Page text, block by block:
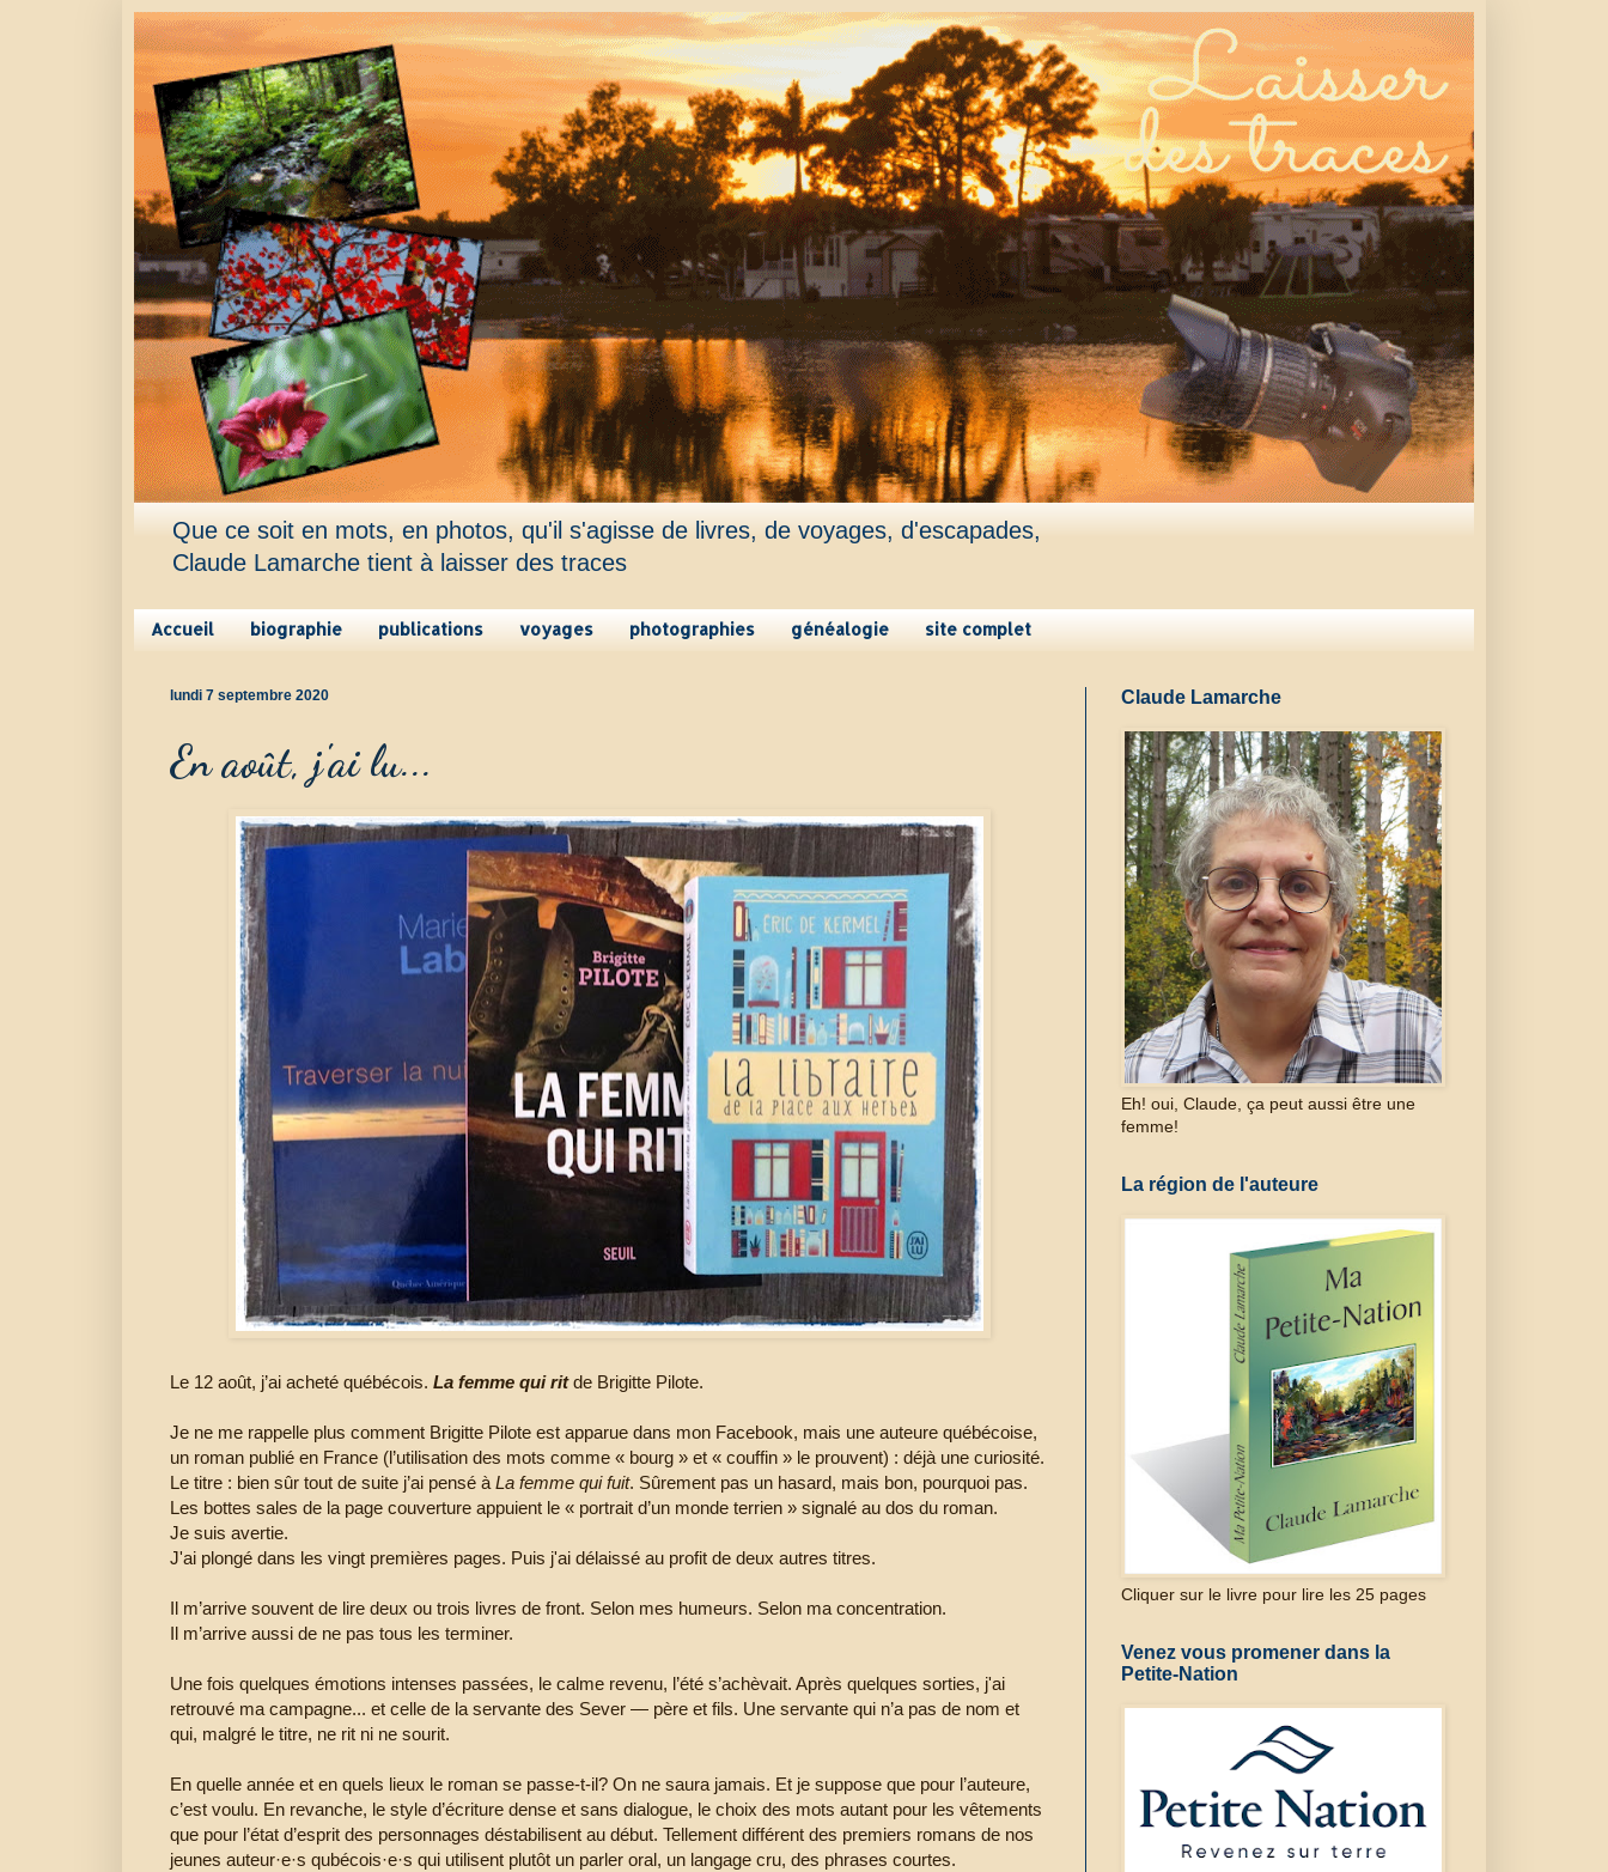
Que ce soit en mots, en photos, qu'il s'agisse de livres, de voyages, d'escapades,
Claude Lamarche tient à laisser des traces
Accueil biographie publications voyages photographies généalogie site complet
lundi 7 septembre 2020
En août, j'ai lu...
Le 12 août, j’ai acheté québécois. La femme qui ritde Brigitte Pilote.
Je ne me rappelle plus comment Brigitte Pilote est apparue dans mon Facebook, mais une auteure québécoise,
un roman publié en France (l’utilisation des mots comme « bourg » et « couffin » le prouvent) : déjà une curiosité.
Le titre : bien sûr tout de suite j’ai pensé àLa femme qui fuit. Sûrement pas un hasard, mais bon, pourquoi pas.
Les bottes sales de la page couverture appuient le « portrait d’un monde terrien » signalé au dos du roman.
Je suis avertie.
J'ai plongé dans les vingt premières pages. Puis j'ai délaissé au profit de deux autres titres.
Il m’arrive souvent de lire deux ou trois livres de front. Selon mes humeurs. Selon ma concentration.
Il m’arrive aussi de ne pas tous les terminer.
Une fois quelques émotions intenses passées, le calme revenu, l’été s’achèvait. Après quelques sorties, j'ai
retrouvé ma campagne... et celle de la servante des Sever — père et fils. Une servante qui n’a pas de nom et
qui, malgré le titre, ne rit ni ne sourit.
En quelle année et en quels lieux le roman se passe-t-il? On ne saura jamais. Et je suppose que pour l’auteure,
c’est voulu. En revanche, le style d’écriture dense et sans dialogue, le choix des mots autant pour les vêtements
que pour l’état d’esprit des personnages déstabilisent au début. Tellement différent des premiers romans de nos
jeunes auteur·e·s qubécois·e·s qui utilisent plutôt un parler oral, un langage cru, des phrases courtes.
Claude Lamarche
Eh! oui, Claude, ça peut aussi être une
femme!
La région de l'auteure
Cliquer sur le livre pour lire les 25 pages
Venez vous promener dans la
Petite-Nation